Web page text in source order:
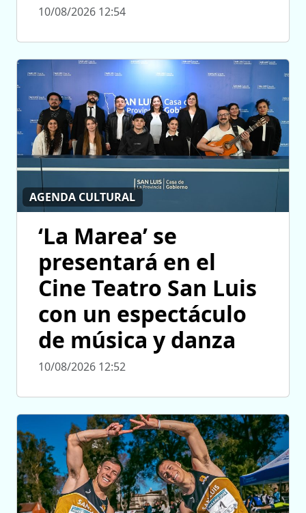
10/08/2026 12:54
AGENDA CULTURAL
‘La Marea’ se
presentará en el
Cine Teatro San Luis
con un espectáculo
de música y danza
10/08/2026 12:52